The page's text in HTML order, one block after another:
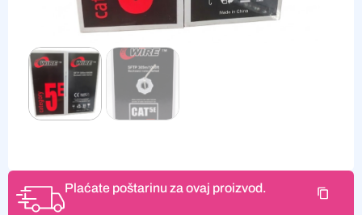
Plaćate poštarinu za ovaj proizvod.